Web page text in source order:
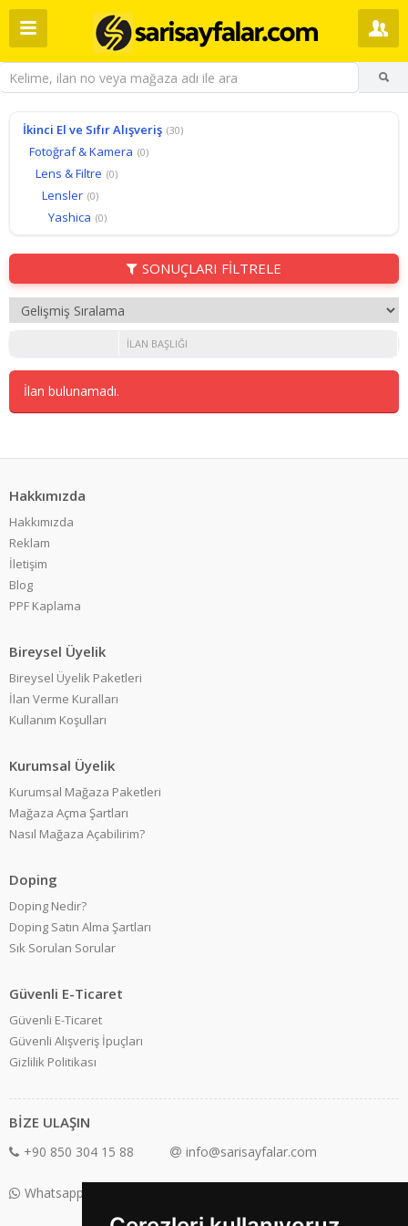
İkinci El ve Sıfır Alışveriş (30)
Fotoğraf & Kamera (0)
Lens & Filtre (0)
Lensler (0)
Yashica (0)
SONUÇLARI FİLTRELE
İLAN BAŞLIĞI
İlan bulunamadı.
Hakkımızda
Hakkımızda
Reklam
İletişim
Blog
PPF Kaplama
Bireysel Üyelik
Bireysel Üyelik Paketleri
İlan Verme Kuralları
Kullanım Koşulları
Kurumsal Üyelik
Kurumsal Mağaza Paketleri
Mağaza Açma Şartları
Nasıl Mağaza Açabilirim?
Doping
Doping Nedir?
Doping Satın Alma Şartları
Sık Sorulan Sorular
Güvenli E-Ticaret
Güvenli E-Ticaret
Güvenli Alışveriş İpuçları
Gizlilik Politikası
BİZE ULAŞIN
+90 850 304 15 88 info@sarisayfalar.com
Whatsapp Destek: +90 850 304 15 88